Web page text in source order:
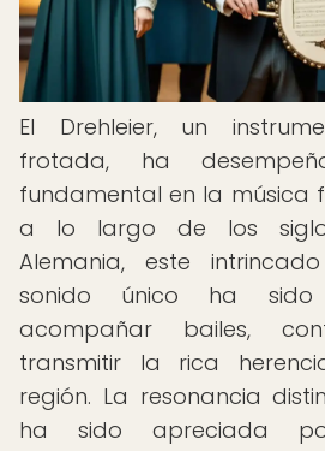
El Drehleier, un
frotada, ha
fundamental en la música
a lo largo de los
Alemania, este
sonido único ha sido
acompañar bailes,
transmitir la rica
región. La resonancia
ha sido apreciada